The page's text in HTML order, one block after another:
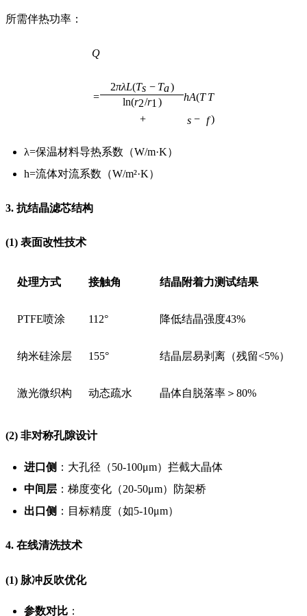
所需伴热功率：
display="block">
</math>
Q
= ln(r2/r1 )
2πλL(Ts − Ta)
+
hA(T
s −
T
f)
λ=保温材料导热系数（W/m·K）
h=流体对流系数（W/m²·K）
3. 抗结晶滤芯结构
(1) 表面改性技术
处理方式 接触角 结晶附着力测试结果
PTFE喷涂 112° 降低结晶强度43%
纳米硅涂层 155° 结晶层易剥离（残留<5%）
激光微织构 动态疏水 晶体自脱落率＞80%
(2) 非对称孔隙设计
进口侧 ：大孔径（50-100μm）拦截大晶体
中间层 ：梯度变化（20-50μm）防架桥
出口侧 ：目标精度（如5-10μm）
4. 在线清洗技术
(1) 脉冲反吹优化
参数对比 ：